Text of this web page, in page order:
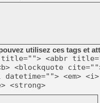
utilisez ces tags et
<abbr
<blockquote
datetime=""> <em>
<strong>